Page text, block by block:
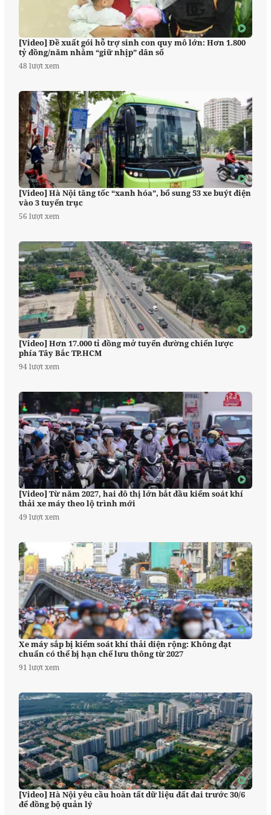
[Video] Đề xuất gói hỗ trợ sinh con quy mô lớn: Hơn 1.800
tỷ đồng/năm nhằm “giữ nhịp” dân số
48 lượt xem
[Video] Hà Nội tăng tốc “xanh hóa”, bổ sung 53 xe buýt điện
vào 3 tuyến trục
56 lượt xem
[Video] Hơn 17.000 tỉ đồng mở tuyến đường chiến lược
phía Tây Bắc TP.HCM
94 lượt xem
[Video] Từ năm 2027, hai đô thị lớn bắt đầu kiểm soát khí
thải xe máy theo lộ trình mới
49 lượt xem
Xe máy sắp bị kiểm soát khí thải diện rộng: Không đạt
chuẩn có thể bị hạn chế lưu thông từ 2027
91 lượt xem
[Video] Hà Nội yêu cầu hoàn tất dữ liệu đất đai trước 30/6
để đồng bộ quản lý